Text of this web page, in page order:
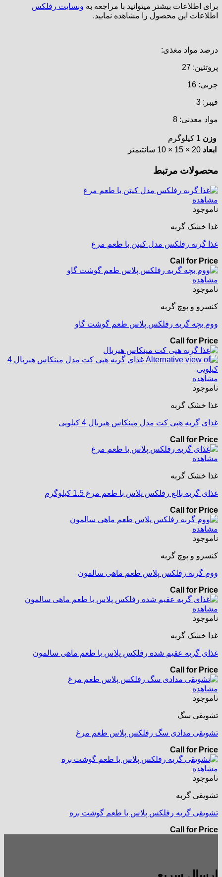
برای اطلاعات بیشتر میتوانید با مراجعه به وبسایت رفلکس
اطلاعات این محصول را مشاهده نمایید.
درصد مواد مغذی:
پروتئین: 27
چربی: 16
فیبر: 3
مواد معدنی: 8
وزن 1 کیلوگرم
ابعاد 20 × 15 × 10 سانتیمتر
محصولات مرتبط
مشاهده
ناموجود
غذا خشک گربه
غذا گربه رفلکس مدل کیتن با طعم مرغ
Call for Price
مشاهده
ناموجود
کنسرو و پوچ گربه
ووم بچه گربه رفلکس پلاس طعم گوشت گاو
Call for Price
مشاهده
ناموجود
غذا خشک گربه
غذای گربه هپی کت مدل مینکاس هیربال 4 کیلویی
Call for Price
مشاهده
غذا خشک گربه
غذای گربه بالغ رفلکس پلاس با طعم مرغ 1.5 کیلوگرم
Call for Price
مشاهده
ناموجود
کنسرو و پوچ گربه
ووم گربه رفلکس پلاس طعم ماهی سالمون
Call for Price
مشاهده
ناموجود
غذا خشک گربه
غذای گربه عقیم شده رفلکس پلاس با طعم ماهی سالمون
Call for Price
مشاهده
ناموجود
تشویقی سگ
تشویقی مدادی سگ رفلکس پلاس طعم مرغ
Call for Price
مشاهده
ناموجود
تشویقی گربه
تشویقی گربه رفلکس پلاس با طعم گوشت بره
Call for Price